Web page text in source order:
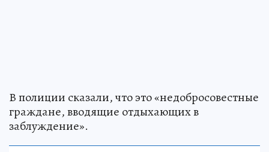
В полиции сказали, что это «недобросовестные
граждане, вводящие отдыхающих в
заблуждение».